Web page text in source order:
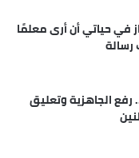
في حياتي أن أرى معلمًا
رسالة
الجاهزية وتعليق